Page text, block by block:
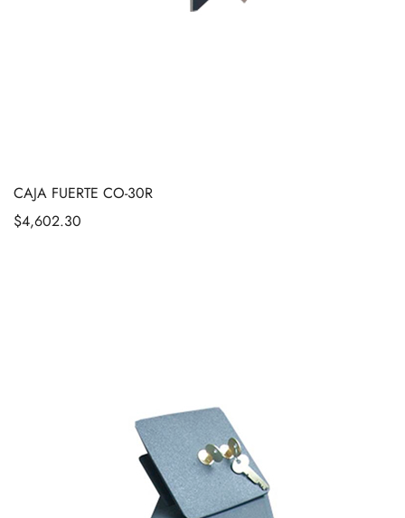
CAJA FUERTE CO-30R
$4,602.30